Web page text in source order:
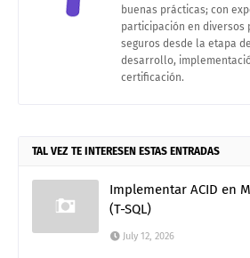
buenas prácticas; con
participación en diversos
seguros desde la etapa
desarrollo,
certificación.
TAL VEZ TE INTERESEN ESTAS ENTRADAS
Implementar ACID en
(T-SQL)
July 12, 2026